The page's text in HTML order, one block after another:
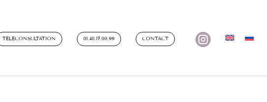
TÉLÉCONSULTATION 01.40.17.00.99 CONTACT 